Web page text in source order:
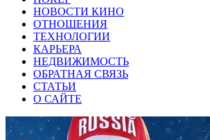
НОВОСТИ КИНО
ОТНОШЕНИЯ
ТЕХНОЛОГИИ
КАРЬЕРА
НЕДВИЖИМОСТЬ
ОБРАТНАЯ СВЯЗЬ
СТАТЬИ
О САЙТЕ